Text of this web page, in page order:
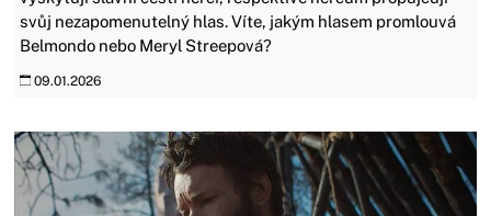
svůj nezapomenutelný hlas. Víte, jakým hlasem promlouvá
Belmondo nebo Meryl Streepová?
09.01.2026